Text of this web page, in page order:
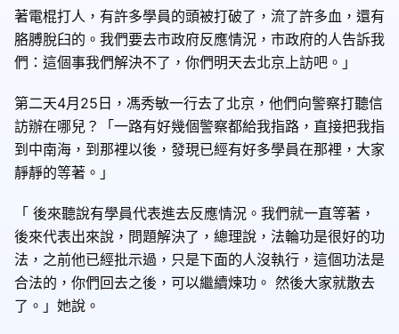
著電棍打人，有許多學員的頭被打破了，流了許多血，還有
胳膊脫臼的。我們要去市政府反應情況，市政府的人告訴我
們：這個事我們解決不了，你們明天去北京上訪吧。」
第二天4月25日，馮秀敏一行去了北京，他們向警察打聽信
訪辦在哪兒？「一路有好幾個警察都給我指路，直接把我指
到中南海，到那裡以後，發現已經有好多學員在那裡，大家
靜靜的等著。」
「 後來聽說有學員代表進去反應情況。我們就一直等著，
後來代表出來說，問題解決了，總理說，法輪功是很好的功
法，之前他已經批示過，只是下面的人沒執行，這個功法是
合法的，你們回去之後，可以繼續煉功。 然後大家就散去
了。」她說。